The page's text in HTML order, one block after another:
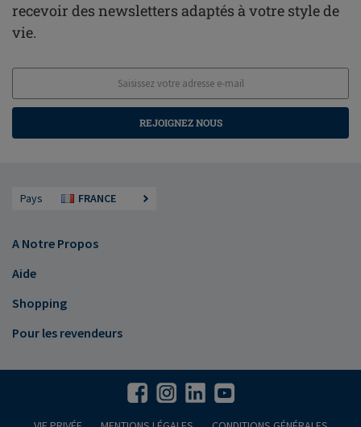
recevoir des newsletters adaptés à votre style de
vie.
REJOIGNEZ NOUS
Pays FRANCE
A Notre Propos
Aide
Shopping
Pour les revendeurs